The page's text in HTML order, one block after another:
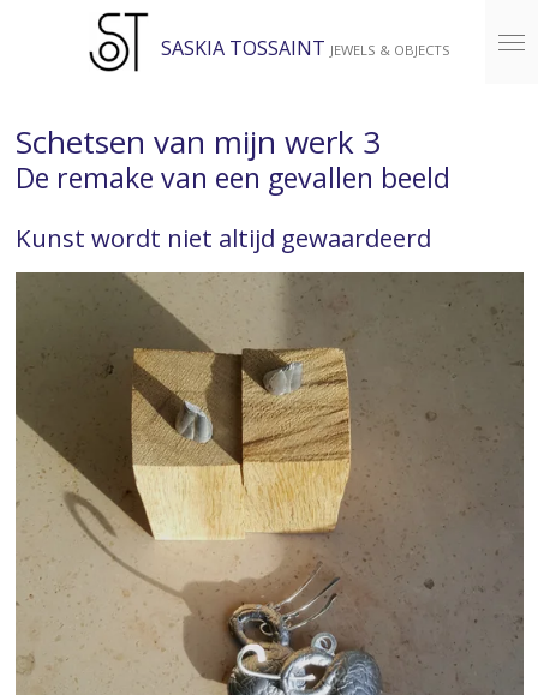
hoofdinhoud
SASKIA TOSSAINT JEWELS & OBJECTS
Schetsen van mijn werk 3
De remake van een gevallen beeld
Kunst wordt niet altijd gewaardeerd